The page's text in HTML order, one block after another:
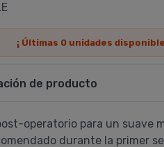
¡ Últimas 0 unidades
de producto
operatorio para un suave
durante la primer